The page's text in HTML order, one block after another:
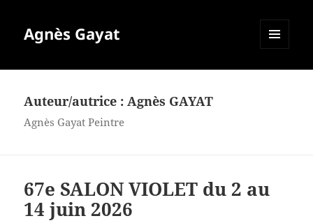
Agnès Gayat
Auteur/autrice :Agnès GAYAT
Agnès Gayat Peintre
67e SALON VIOLET du 2 au
14 juin 2026